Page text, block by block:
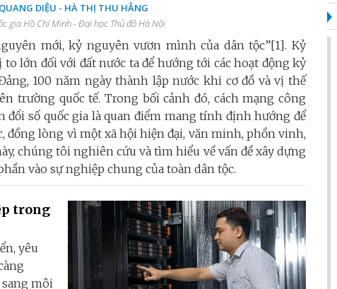
DIỆU - HÀ THỊ THU HẰNG
gia Hồ Chí Minh - Đại học Thủ đô Hà Nội
mới, kỷ nguyên vươn mình của dân tộc”[1]. Kỷ
lớn đối với đất nước ta để hướng tới các hoạt động kỷ
100 năm ngày thành lập nước khi cơ đồ và vị thế
trường quốc tế. Trong bối cảnh đó, cách mạng công
số quốc gia là quan điểm mang tính định hướng để
đồng lòng vì một xã hội hiện đại, văn minh, phồn vinh,
chúng tôi nghiên cứu và tìm hiểu về vấn đề xây dựng
vào sự nghiệp chung của toàn dân tộc.
trong
yêu
môi